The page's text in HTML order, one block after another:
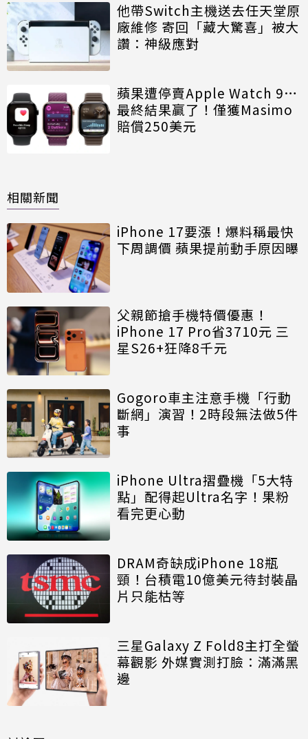
他帶Switch主機送去任天堂原
廠維修 寄回「藏大驚喜」被大
讚：神級應對
蘋果遭停賣Apple Watch 9…
最終結果贏了！僅獲Masimo
賠償250美元
相關新聞
iPhone 17要漲！爆料稱最快
下周調價 蘋果提前動手原因曝
父親節搶手機特價優惠！
iPhone 17 Pro省3710元 三
星S26+狂降8千元
Gogoro車主注意手機「行動
斷網」演習！2時段無法做5件
事
iPhone Ultra摺疊機「5大特
點」配得起Ultra名字！果粉
看完更心動
DRAM奇缺成iPhone 18瓶
頸！台積電10億美元待封裝晶
片只能枯等
三星Galaxy Z Fold8主打全螢
幕觀影 外媒實測打臉：滿滿黑
邊